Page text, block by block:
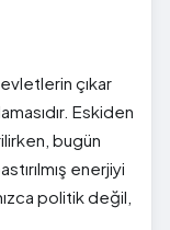
çıkar
Eskiden
bugün
enerjiyi
politik değil,